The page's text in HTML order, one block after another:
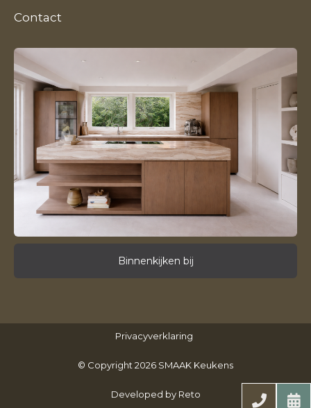
Contact
Binnenkijken bij
Privacyverklaring
© Copyright 2026 SMAAK Keukens
Developed by Reto